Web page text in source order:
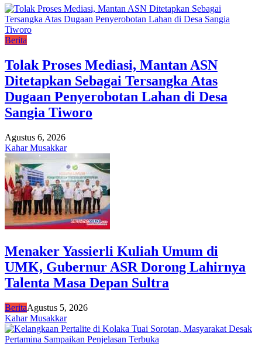
Berita
Tolak Proses Mediasi, Mantan ASN
Ditetapkan Sebagai Tersangka Atas
Dugaan Penyerobotan Lahan di Desa
Sangia Tiworo
Agustus 6, 2026
Kahar Musakkar
Menaker Yassierli Kuliah Umum di
UMK, Gubernur ASR Dorong Lahirnya
Talenta Masa Depan Sultra
BeritaAgustus 5, 2026
Kahar Musakkar